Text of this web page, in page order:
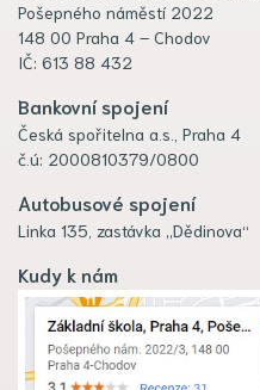
Pošepného náměstí 2022
148 00 Praha 4 – Chodov
IČ: 613 88 432
Bankovní spojení
Česká spořitelna a.s., Praha 4
č.ú: 2000810379/0800
Autobusové spojení
Linka 135, zastávka „Dědinova“
Kudy k nám